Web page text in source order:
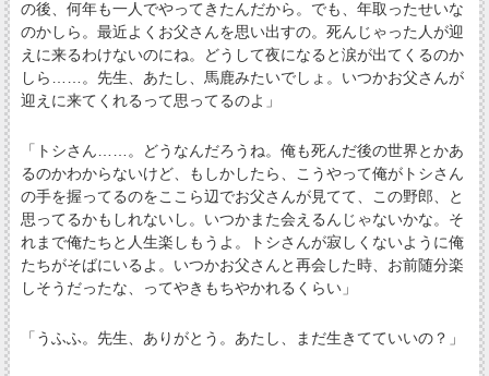
の後、何年も一人でやってきたんだから。でも、年取ったせいな
のかしら。最近よくお父さんを思い出すの。死んじゃった人が迎
えに来るわけないのにね。どうして夜になると涙が出てくるのか
しら……。先生、あたし、馬鹿みたいでしょ。いつかお父さんが
迎えに来てくれるって思ってるのよ」
「トシさん……。どうなんだろうね。俺も死んだ後の世界とかあ
るのかわからないけど、もしかしたら、こうやって俺がトシさん
の手を握ってるのをここら辺でお父さんが見てて、この野郎、と
思ってるかもしれないし。いつかまた会えるんじゃないかな。そ
れまで俺たちと人生楽しもうよ。トシさんが寂しくないように俺
たちがそばにいるよ。いつかお父さんと再会した時、お前随分楽
しそうだったな、ってやきもちやかれるくらい」
「うふふ。先生、ありがとう。あたし、まだ生きてていいの？」